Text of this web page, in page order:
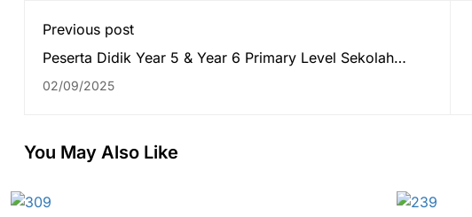
Previous post
Peserta Didik Year 5 & Year 6 Primary Level Sekolah
Godong Ijo – Depok
02/09/2025
You May Also Like